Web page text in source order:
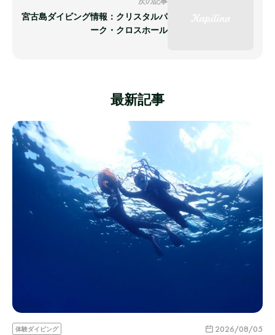
宮古島ダイビング情報：クリスタルパ
ーク・クロスホール
最新記事
体験ダイビング 2026/08/05